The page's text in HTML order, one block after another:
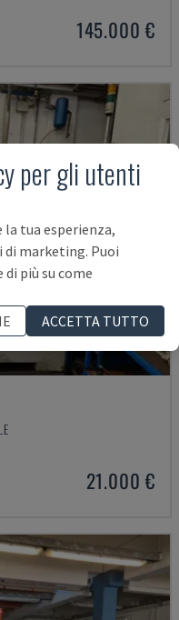
145.000 €
21.000 €
per gli utenti
tua esperienza,
di marketing. Puoi
più su come
ACCETTA TUTTO